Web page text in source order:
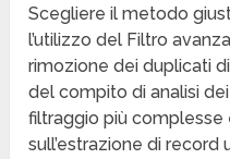
Scegliere il metodo
l’utilizzo del Filtro
rimozione dei duplicati
del compito di analisi
filtraggio più
sull’estrazione di record